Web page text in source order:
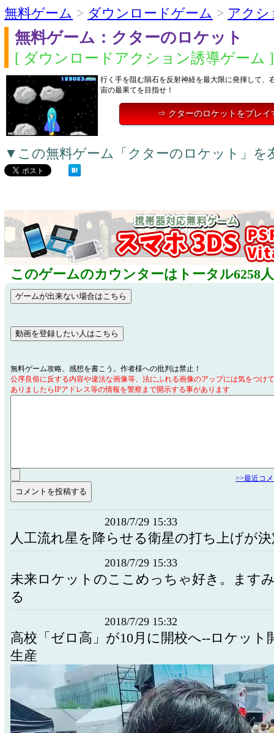
無料ゲーム > ダウンロードゲーム > アクシ
無料ゲーム：クターのロケット
[ ダウンロードアクション誘導ゲーム ]
行く手を阻む隕石を反射神経を最大限に発揮して、
宙の最果てを目指せ！
⇒ クターのロケットをプレイ
▼この無料ゲーム「クターのロケット」を
このゲームのカウンターはトータル6258
無料ゲーム攻略、感想を書こう。作者様への批判は禁止！
公序良俗に反する内容や違法な画像等、法にふれる画像のアップには気をつけ
ありましたらIPアドレス等の情報を警察まで開示する事があります
>>最近コ
2018/7/29 15:33
人工流れ星を降らせる衛星の打ち上げが
2018/7/29 15:33
未来ロケットのここめっちゃ好き。ます
る
2018/7/29 15:32
高校「ゼロ高」が10月に開校へ--ロケット
生産